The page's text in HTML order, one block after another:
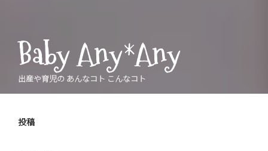
Baby Any*Any
出産や育児の あんなコト こんなコト
投稿